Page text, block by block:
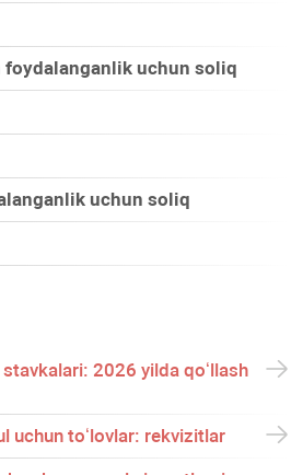
foydalanganlik uchun soliq
uchun soliq
2026 yilda qoʻllash
uchun toʻlovlar: rekvizitlar